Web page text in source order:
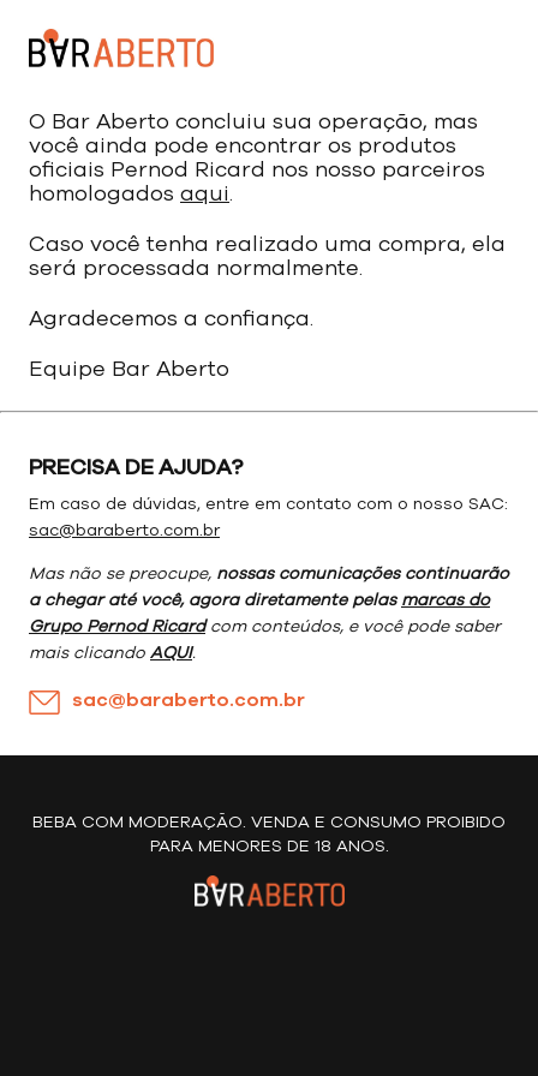
O Bar Aberto concluiu sua operação, mas
você ainda pode encontrar os produtos
oficiais Pernod Ricard nos nosso parceiros
homologados aqui.
Caso você tenha realizado uma compra, ela
será processada normalmente.
Agradecemos a confiança.
Equipe Bar Aberto
PRECISA DE AJUDA?
Em caso de dúvidas, entre em contato com o nosso SAC:
sac@baraberto.com.br
Mas não se preocupe, nossas comunicações continuarão
a chegar até você, agora diretamente pelas marcas do
Grupo Pernod Ricardcom conteúdos, e você pode saber
mais clicando AQUI.
sac@baraberto.com.br
BEBA COM MODERAÇÃO. VENDA E CONSUMO PROIBIDO
PARA MENORES DE 18 ANOS.